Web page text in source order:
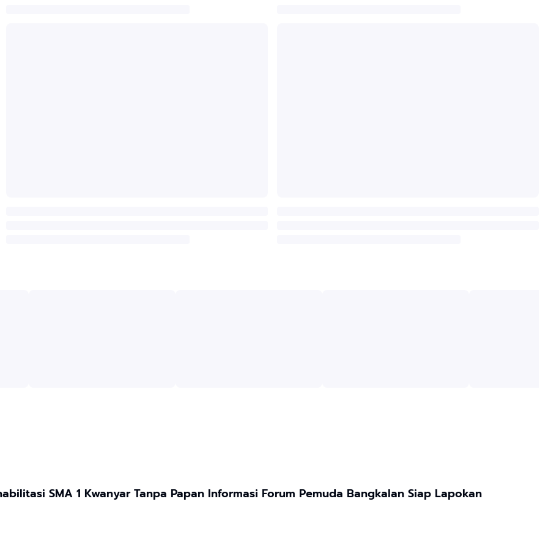
Dugaan Proyek Rehabilitasi SMA 1 Kwanyar Tanpa Papan Informasi Forum Pemuda Bangkalan Siap Lapokan